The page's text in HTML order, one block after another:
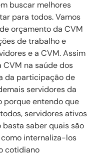
buscar melhores
para todos. Vamos
orçamento da CVM
de trabalho e
e a CVM. Assim
na saúde dos
da participação de
servidores da
porque entendo que
servidores ativos
basta saber quais são
internaliza-los
cotidiano